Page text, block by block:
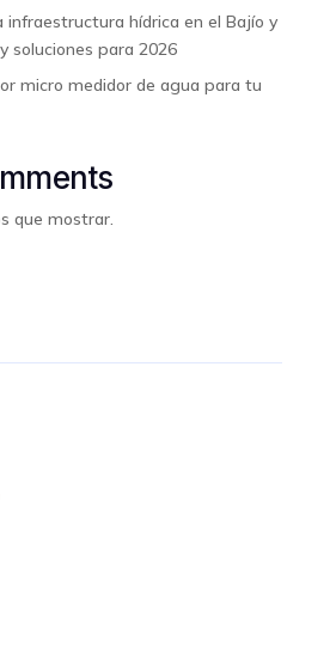
infraestructura hídrica en el Bajío y
soluciones para 2026
micro medidor de agua para tu
que mostrar.